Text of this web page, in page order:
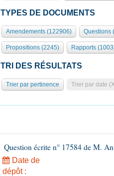
TYPES DE DOCUMENTS
Amendements (122906) Questions
Propositions (2245) Rapports
TRI DES RÉSULTATS
Trier par pertinence Trier par date
Question écrite n° 17584 de M.
Date de
dépôt :